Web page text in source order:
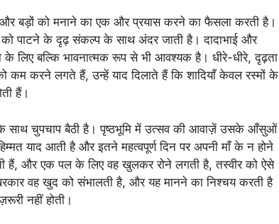
बड़ों को मनाने का एक और प्रयास करने का फैसला करती है।
को पाटने के दृढ़ संकल्प के साथ अंदर जाती है। दादाभाई और
के लिए बल्कि भावनात्मक रूप से भी आवश्यक है। धीरे-धीरे, दृढ़ता
करने लगते हैं, उन्हें याद दिलाते हैं कि शादियाँ केवल रस्मों के
हैं।
चुपचाप बैठी है। पृष्ठभूमि में उत्सव की आवाज़ें उसके आँसुओं
याद आती है और इतने महत्वपूर्ण दिन पर अपनी माँ के न होने
और एक पल के लिए वह खुलकर रोने लगती है, तस्वीर को ऐसे
वह खुद को संभालती है, और यह मानने का निश्चय करती है
नहीं होती।